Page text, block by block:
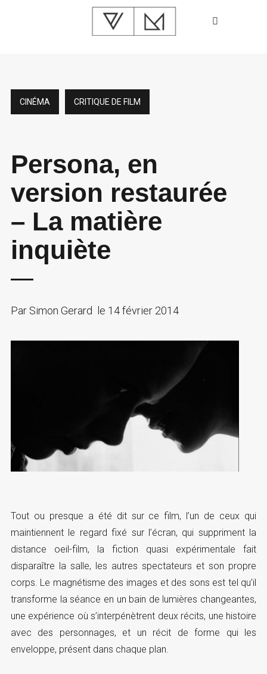
CINÉMA CRITIQUE DE FILM
Persona, en
version restaurée
– La matière
inquiète
ParSimon Gerard le 14 février 2014
Tout ou presque a été dit sur ce film, l’un de ceux qui
maintiennent le regard fixé sur l’écran, qui suppriment la
distance oeil-film, la fiction quasi expérimentale fait
disparaître la salle, les autres spectateurs et son propre
corps. Le magnétisme des images et des sons est tel qu’il
transforme la séance en un bain de lumières changeantes,
une expérience où s’interpénètrent deux récits, une histoire
avec des personnages, et un récit de forme qui les
enveloppe, présent dans chaque plan.